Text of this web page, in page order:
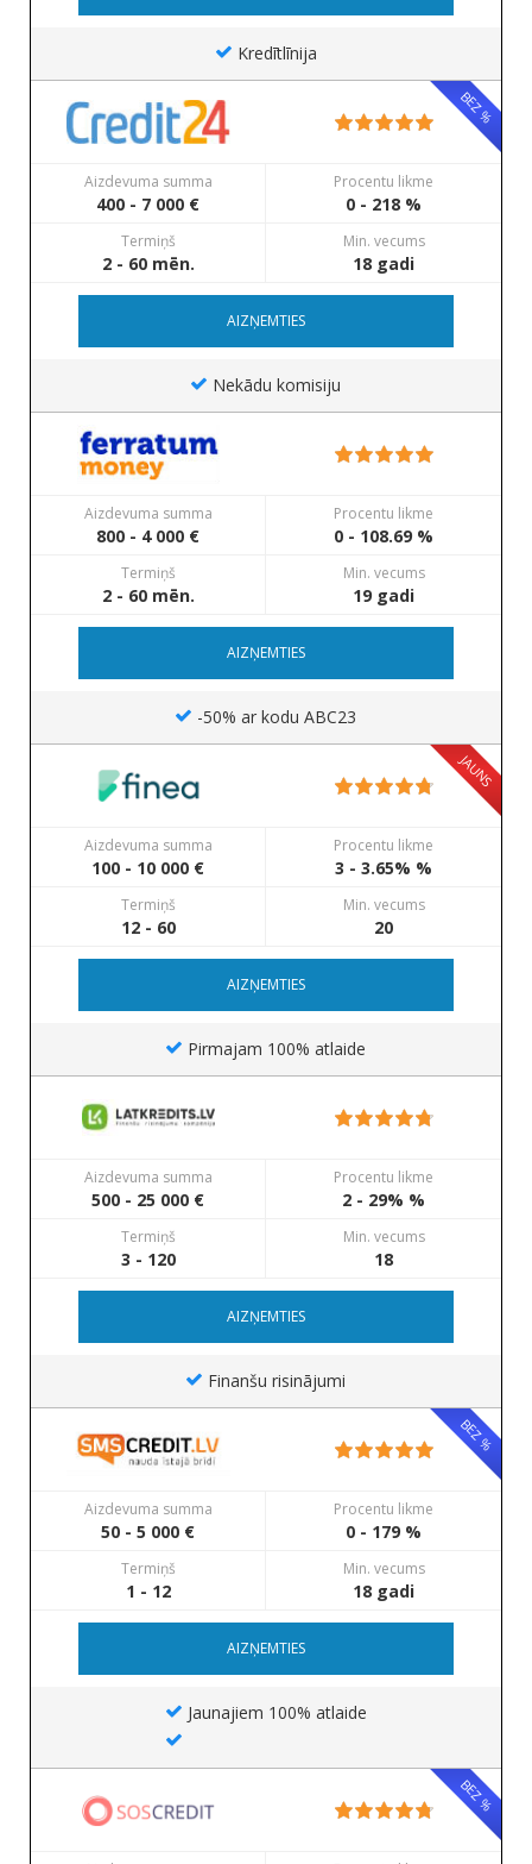
Kredītlīnija
BEZ %
Aizdevuma summa
400 - 7 000 €
Procentu likme
0 - 218 %
Termiņš
2 - 60 mēn.
Min. vecums
18 gadi
AIZŅEMTIES
Nekādu komisiju
Aizdevuma summa
800 - 4 000 €
Procentu likme
0 - 108.69 %
Termiņš
2 - 60 mēn.
Min. vecums
19 gadi
AIZŅEMTIES
-50% ar kodu ABC23
JAUNS
Aizdevuma summa
100 - 10 000 €
Procentu likme
3 - 3.65% %
Termiņš
12 - 60
Min. vecums
20
AIZŅEMTIES
Pirmajam 100% atlaide
Aizdevuma summa
500 - 25 000 €
Procentu likme
2 - 29% %
Termiņš
3 - 120
Min. vecums
18
AIZŅEMTIES
Finanšu risinājumi
BEZ %
Aizdevuma summa
50 - 5 000 €
Procentu likme
0 - 179 %
Termiņš
1 - 12
Min. vecums
18 gadi
AIZŅEMTIES
Jaunajiem 100% atlaide
BEZ %